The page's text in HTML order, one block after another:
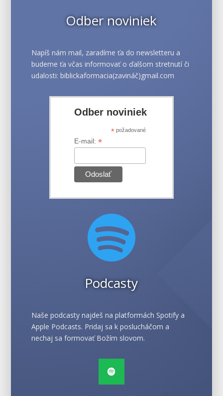
Odber noviniek
Napíš nám mail, zaradíme ťa do newsletteru a
budeme ťa včas informovať o ďalšom stretnutí či
udalosti: biblickaformacia(zavináč)gmail.com
Odber noviniek
*požadované
E-mail: *

Podcasty
Naše podcasty najdeš na platformách Spotify a
Apple Podcasts. Pridaj sa k poslucháčom a
nechaj sa formovať Božím slovom.